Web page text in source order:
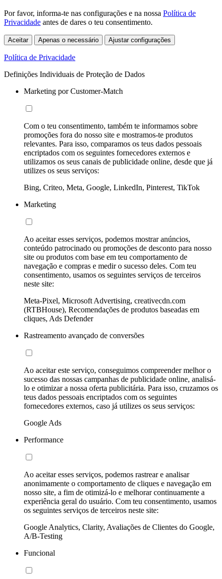
Por favor, informa-te nas configurações e na nossa Política de
Privacidade antes de dares o teu consentimento.
Aceitar Apenas o necessário Ajustar configurações
Política de Privacidade
Definições Individuais de Proteção de Dados
Marketing por Customer-Match
Com o teu consentimento, também te informamos sobre
promoções fora do nosso site e mostramos-te produtos
relevantes. Para isso, comparamos os teus dados pessoais
encriptados com os seguintes fornecedores externos e
utilizamos os seus canais de publicidade online, desde que já
utilizes os seus serviços:
Bing, Criteo, Meta, Google, LinkedIn, Pinterest, TikTok
Marketing
Ao aceitar esses serviços, podemos mostrar anúncios,
conteúdo patrocinado ou promoções de desconto para nosso
site ou produtos com base em teu comportamento de
navegação e compras e medir o sucesso deles. Com teu
consentimento, usamos os seguintes serviços de terceiros
neste site:
Meta-Pixel, Microsoft Advertising, creativecdn.com
(RTBHouse), Recomendações de produtos baseadas em
cliques, Ads Defender
Rastreamento avançado de conversões
Ao aceitar este serviço, conseguimos compreender melhor o
sucesso das nossas campanhas de publicidade online, analisá-
lo e otimizar a nossa oferta publicitária. Para isso, cruzamos os
teus dados pessoais encriptados com os seguintes
fornecedores externos, caso já utilizes os seus serviços:
Google Ads
Performance
Ao aceitar esses serviços, podemos rastrear e analisar
anonimamente o comportamento de cliques e navegação em
nosso site, a fim de otimizá-lo e melhorar continuamente a
experiência geral do usuário. Com teu consentimento, usamos
os seguintes serviços de terceiros neste site:
Google Analytics, Clarity, Avaliações de Clientes do Google,
A/B-Testing
Funcional